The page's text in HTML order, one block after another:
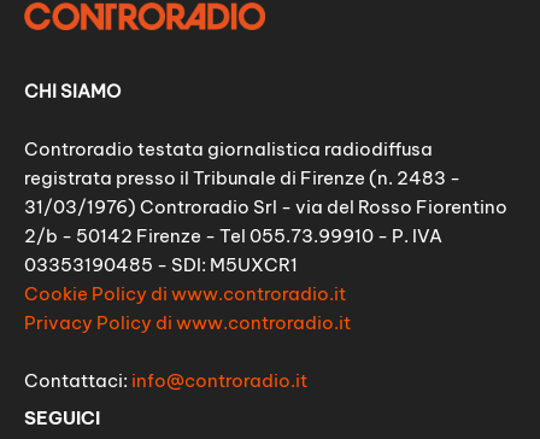
CHI SIAMO
Controradio testata giornalistica radiodiffusa
registrata presso il Tribunale di Firenze (n. 2483 -
31/03/1976) Controradio Srl - via del Rosso Fiorentino
2/b - 50142 Firenze - Tel 055.73.99910 - P. IVA
03353190485 - SDI: M5UXCR1
Cookie Policy di www.controradio.it
Privacy Policy di www.controradio.it
Contattaci: info@controradio.it
SEGUICI